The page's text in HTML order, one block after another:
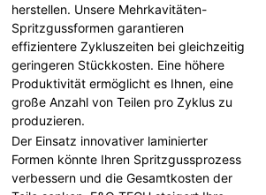
herstellen. Unsere Mehrkavitäten-
Spritzgussformen garantieren
effizientere Zykluszeiten bei gleichzeitig
geringeren Stückkosten. Eine höhere
Produktivität ermöglicht es Ihnen, eine
große Anzahl von Teilen pro Zyklus zu
produzieren.
Der Einsatz innovativer laminierter
Formen könnte Ihren Spritzgussprozess
verbessern und die Gesamtkosten der